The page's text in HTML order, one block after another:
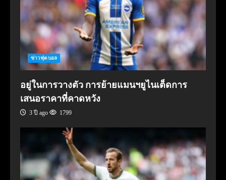
ข่าวฟุตบอล
อยู่ในการวางตัว การย้ายแมนฯยูไนเต็ดการ
เสนอราคาที่คาดหวัง
3 ปี ago 1799